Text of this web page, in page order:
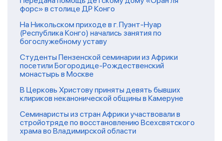
форс» в столице ДР Конго
На Никольском приходе в г. Пуэнт-Нуар
(Республика Конго) начались занятия по
богослужебному уставу
Студенты Пензенской семинарии из Африки
посетили Богородице-Рождественский
монастырь в Москве
В Церковь Христову приняты девять бывших
клириков неканонической общины в Камеруне
Семинаристы из стран Африки участвовали в
стройотряде по восстановлению Всехсвятского
храма во Владимирской области